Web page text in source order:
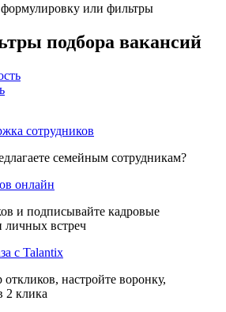
или фильтры
подбора вакансий
сотрудников
семейным сотрудникам?
онлайн
и подписывайте кадровые
личных встреч
с Talantix
настройте воронку,
2 клика